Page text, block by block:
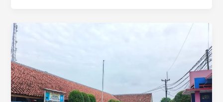
Gizi:
Apa
yang
Harus